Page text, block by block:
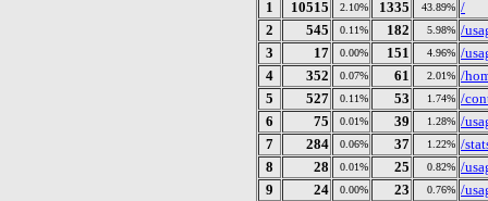
1
10515 2.10% 1335 43.89% /
2
545 0.11% 182 5.98% /
3
17 0.00% 151 4.96% /
4
352 0.07% 61 2.01% /
5
527 0.11% 53 1.74% /
6
75 0.01% 39 1.28% /
7
284 0.06% 37 1.22% /
8
28 0.01% 25 0.82% /
9
24 0.00% 23 0.76% /